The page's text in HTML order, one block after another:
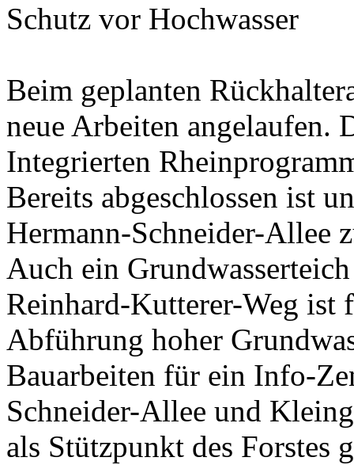
Schutz vor Hochwasser
Beim geplanten
neue Arbeiten angelaufen.
Integrierten
Bereits abgeschlossen ist
Hermann-Schneider-Allee
Auch ein
Reinhard-Kutterer-Weg ist
Abführung hoher
Bauarbeiten für ein Info-
Schneider-Allee und
als Stützpunkt des Forstes